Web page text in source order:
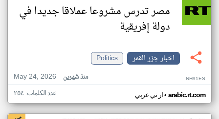
مصر تدرس مشروعا عملاقا جديدا في
دولة إفريقية
اخبار جزر القمر
Politics
May 24, 2026
منذ شهرين NH91ES
ار تي عربي• arabic.rt.com عدد الكلمات: ٢٥٤